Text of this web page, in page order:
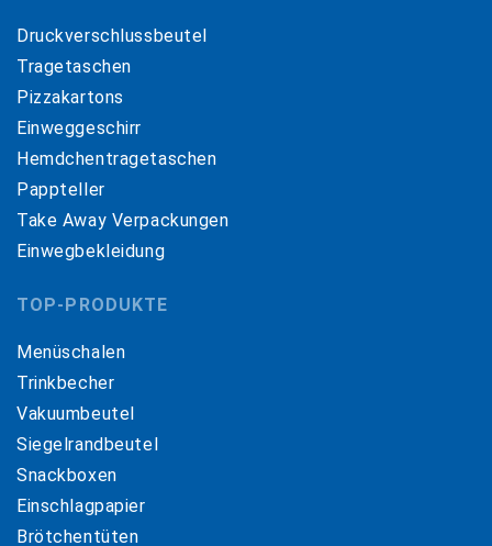
Druckverschlussbeutel
Tragetaschen
Pizzakartons
Einweggeschirr
Hemdchentragetaschen
Pappteller
Take Away Verpackungen
Einwegbekleidung
TOP-PRODUKTE
Menüschalen
Trinkbecher
Vakuumbeutel
Siegelrandbeutel
Snackboxen
Einschlagpapier
Brötchentüten